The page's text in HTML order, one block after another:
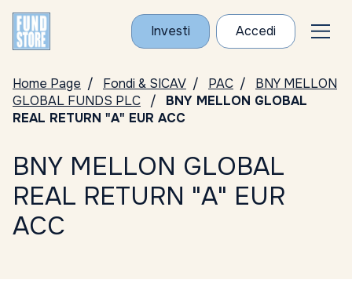
Investi Accedi
Home Page Fondi & SICAV PAC
BNY MELLON
GLOBAL FUNDS PLC
BNY MELLON GLOBAL
REAL RETURN "A" EUR ACC
BNY MELLON GLOBAL
REAL RETURN "A" EUR
ACC